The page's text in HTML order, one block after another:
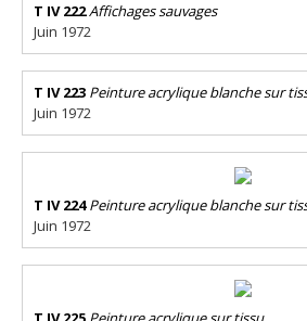
T IV 222Affichages sauvages
Juin 1972
T IV 223 Peinture acrylique blanche sur
Juin 1972
T IV 224 Peinture acrylique blanche sur
Juin 1972